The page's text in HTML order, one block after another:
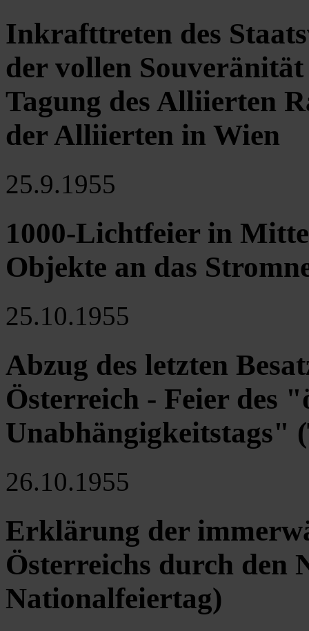
Inkrafttreten des
der vollen
Tagung des Alliierten
der Alliierten in Wien
25.9.1955
1000-Lichtfeier in
Objekte an das
25.10.1955
Abzug des letzten
Österreich - Feier des
Unabhängigkeitstags"
26.10.1955
Erklärung der
Österreichs durch den
Nationalfeiertag)